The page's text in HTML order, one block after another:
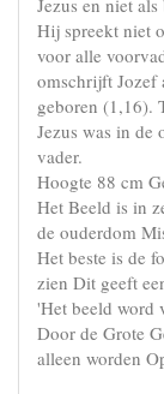
Hij spreekt niet
voor alle
omschrijft Jozef
geboren (1,16).
Jezus was in
vader.
Hoogte 88 cm
Het Beeld is in
de ouderdom
Het beste is de
zien Dit geeft
'Het beeld word
Door de Grote
alleen worden